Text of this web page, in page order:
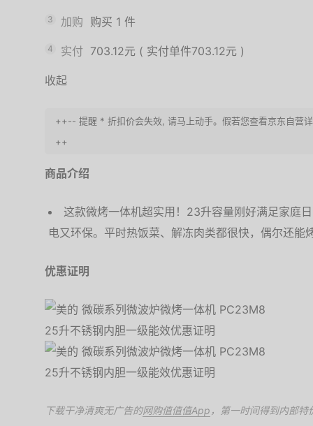
3 加购 购买 1 件
4 实付 703.12元 ( 实付单件703.12元 )
收起
++-- 提醒 * 折扣价会失效, 请马上动手。假若您查看京东自营
++
商品介绍
这款微烤一体机超实用！23升容量刚好满足家庭
电又环保。平时热饭菜、解冻肉类都很快，偶尔还能
优惠证明
下载干净清爽无广告的网购值值值App ，第一时间得到内部特